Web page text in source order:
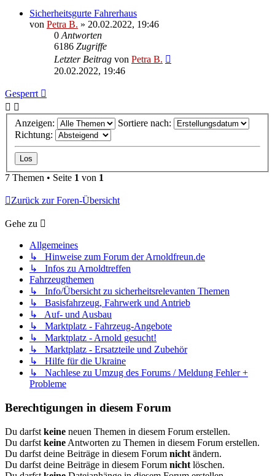
Sicherheitsgurte Fahrerhaus
von Petra B. » 20.02.2022, 19:46
0 Antworten
6186 Zugriffe
Letzter Beitrag von Petra B.
20.02.2022, 19:46
Gesperrt
Anzeigen:
Sortiere nach:
Richtung:
7 Themen • Seite 1 von 1
Zurück zur Foren-Übersicht
Gehe zu
Allgemeines
↳ Hinweise zum Forum der Arnoldfreun.de
↳ Infos zu Arnoldtreffen
Fahrzeugthemen
↳ Info/Übersicht zu sicherheitsrelevanten Themen
↳ Basisfahrzeug, Fahrwerk und Antrieb
↳ Auf- und Ausbau
↳ Marktplatz - Fahrzeug-Angebote
↳ Marktplatz - Arnold gesucht!
↳ Marktplatz - Ersatzteile und Zubehör
↳ Hilfe für die Ukraine
↳ Nachlese zu Umzug des Forums / Meldung Fehler +
Probleme
Berechtigungen in diesem Forum
Du darfst keine neuen Themen in diesem Forum erstellen.
Du darfst keine Antworten zu Themen in diesem Forum erstellen.
Du darfst deine Beiträge in diesem Forum nicht ändern.
Du darfst deine Beiträge in diesem Forum nicht löschen.